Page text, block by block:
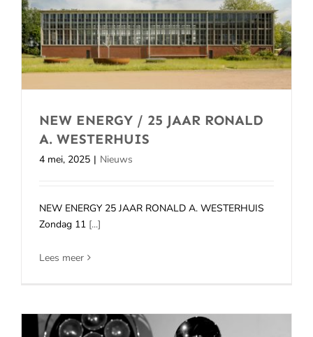
NEW ENERGY / 25 JAAR RONALD
A. WESTERHUIS
4 mei, 2025 | Nieuws
NEW ENERGY 25 JAAR RONALD A. WESTERHUIS
Zondag 11 [...]
Lees meer